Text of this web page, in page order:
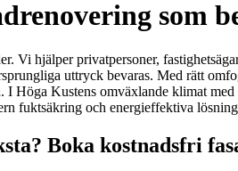
som
Vi hjälper privatpersoner,
uttryck bevaras. Med rätt
Höga Kustens omväxlande klimat
fuktsäkring och energieffektiva
Boka kostnadsfri